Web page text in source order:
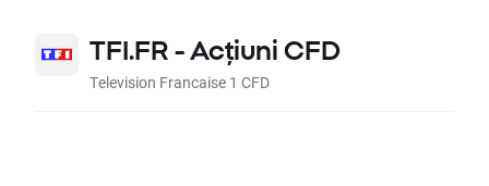
TFI.FR - Acțiuni CFD
Television Francaise 1 CFD